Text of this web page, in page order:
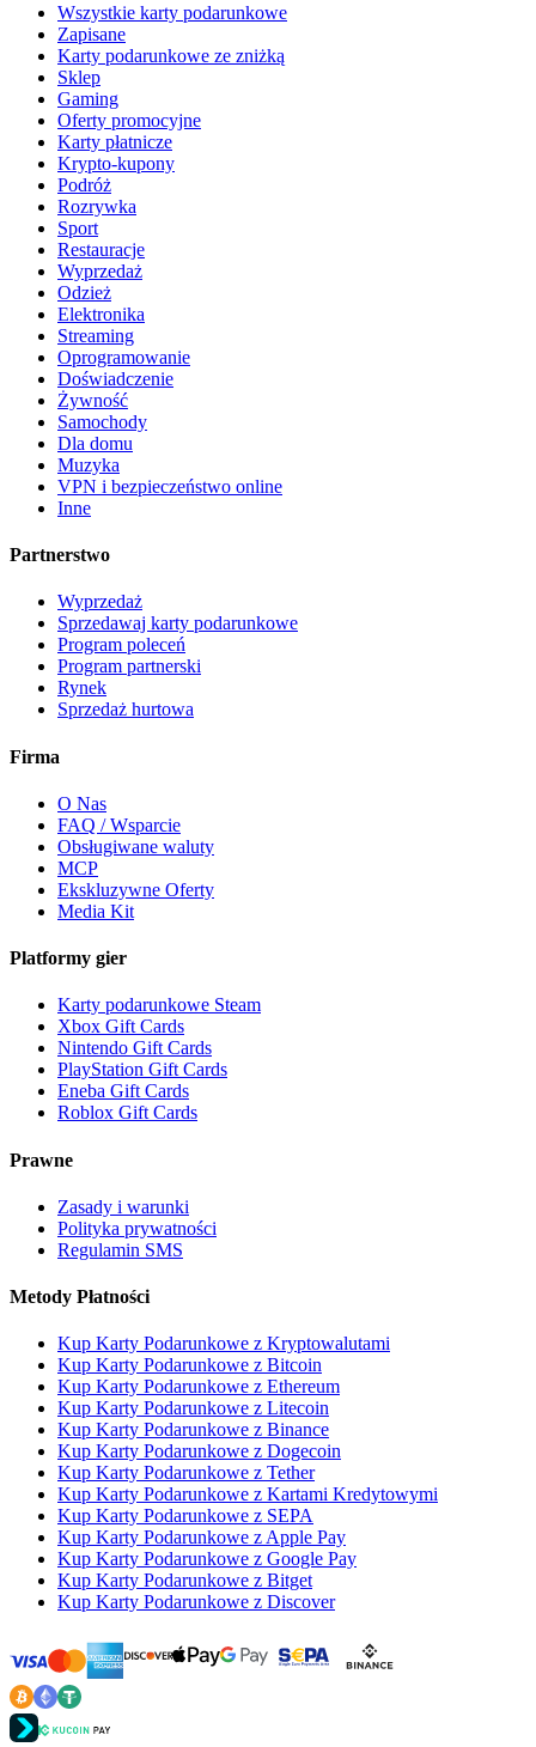
Wszystkie karty podarunkowe
Zapisane
Karty podarunkowe ze zniżką
Sklep
Gaming
Oferty promocyjne
Karty płatnicze
Krypto-kupony
Podróż
Rozrywka
Sport
Restauracje
Wyprzedaż
Odzież
Elektronika
Streaming
Oprogramowanie
Doświadczenie
Żywność
Samochody
Dla domu
Muzyka
VPN i bezpieczeństwo online
Inne
Partnerstwo
Wyprzedaż
Sprzedawaj karty podarunkowe
Program poleceń
Program partnerski
Rynek
Sprzedaż hurtowa
Firma
O Nas
FAQ / Wsparcie
Obsługiwane waluty
MCP
Ekskluzywne Oferty
Media Kit
Platformy gier
Karty podarunkowe Steam
Xbox Gift Cards
Nintendo Gift Cards
PlayStation Gift Cards
Eneba Gift Cards
Roblox Gift Cards
Prawne
Zasady i warunki
Polityka prywatności
Regulamin SMS
Metody Płatności
Kup Karty Podarunkowe z Kryptowalutami
Kup Karty Podarunkowe z Bitcoin
Kup Karty Podarunkowe z Ethereum
Kup Karty Podarunkowe z Litecoin
Kup Karty Podarunkowe z Binance
Kup Karty Podarunkowe z Dogecoin
Kup Karty Podarunkowe z Tether
Kup Karty Podarunkowe z Kartami Kredytowymi
Kup Karty Podarunkowe z SEPA
Kup Karty Podarunkowe z Apple Pay
Kup Karty Podarunkowe z Google Pay
Kup Karty Podarunkowe z Bitget
Kup Karty Podarunkowe z Discover